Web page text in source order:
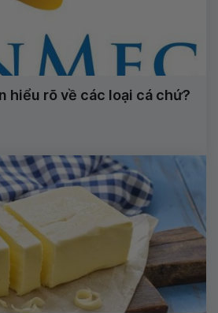
hiểu rõ về các loại cá chứ?